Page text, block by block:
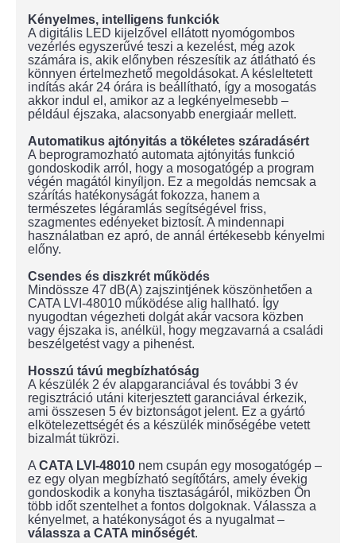
Kényelmes, intelligens funkciók
A digitális LED kijelzővel ellátott nyomógombos
vezérlés egyszerűvé teszi a kezelést, még azok
számára is, akik előnyben részesítik az átlátható és
könnyen értelmezhető megoldásokat. A késleltetett
indítás akár 24 órára is beállítható, így a mosogatás
akkor indul el, amikor az a legkényelmesebb –
például éjszaka, alacsonyabb energiaár mellett.
Automatikus ajtónyitás a tökéletes száradásért
A beprogramozható automata ajtónyitás funkció
gondoskodik arról, hogy a mosogatógép a program
végén magától kinyíljon. Ez a megoldás nemcsak a
szárítás hatékonyságát fokozza, hanem a
természetes légáramlás segítségével friss,
szagmentes edényeket biztosít. A mindennapi
használatban ez apró, de annál értékesebb kényelmi
előny.
Csendes és diszkrét működés
Mindössze 47 dB(A) zajszintjének köszönhetően a
CATA LVI-48010 működése alig hallható. Így
nyugodtan végezheti dolgát akár vacsora közben
vagy éjszaka is, anélkül, hogy megzavarná a családi
beszélgetést vagy a pihenést.
Hosszú távú megbízhatóság
A készülék 2 év alapgaranciával és további 3 év
regisztráció utáni kiterjesztett garanciával érkezik,
ami összesen 5 év biztonságot jelent. Ez a gyártó
elkötelezettségét és a készülék minőségébe vetett
bizalmát tükrözi.
A CATA LVI-48010 nem csupán egy mosogatógép –
ez egy olyan megbízható segítőtárs, amely évekig
gondoskodik a konyha tisztaságáról, miközben Ön
több időt szentelhet a fontos dolgoknak. Válassza a
kényelmet, a hatékonyságot és a nyugalmat –
válassza a CATA minőségét.